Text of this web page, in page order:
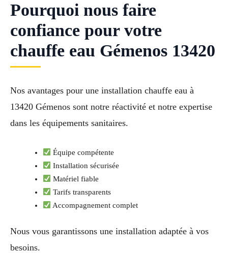
Pourquoi nous faire
confiance pour votre
chauffe eau Gémenos 13420
Nos avantages pour une installation chauffe eau à
13420 Gémenos sont notre réactivité et notre expertise
dans les équipements sanitaires.
Équipe compétente
Installation sécurisée
Matériel fiable
Tarifs transparents
Accompagnement complet
Nous vous garantissons une installation adaptée à vos
besoins.